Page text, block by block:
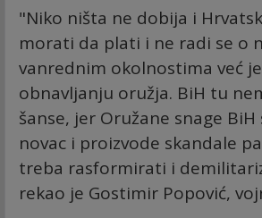
"Niko ništa ne dobija i
morati da plati i ne radi se o
vanrednim okolnostima već
obnavljanju oružja. BiH tu
šanse, jer Oružane snage
novac i proizvode skandale
treba rasformirati i
rekao je Gostimir Popović,